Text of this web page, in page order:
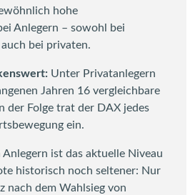
hohe
Anlegern – sowohl bei
bei privaten.
Unter Privatanlegern
Jahren 16 vergleichbare
der Folge trat der DAX jedes
ein.
ist das aktuelle Niveau
historisch noch seltener: Nur
nach dem Wahlsieg von